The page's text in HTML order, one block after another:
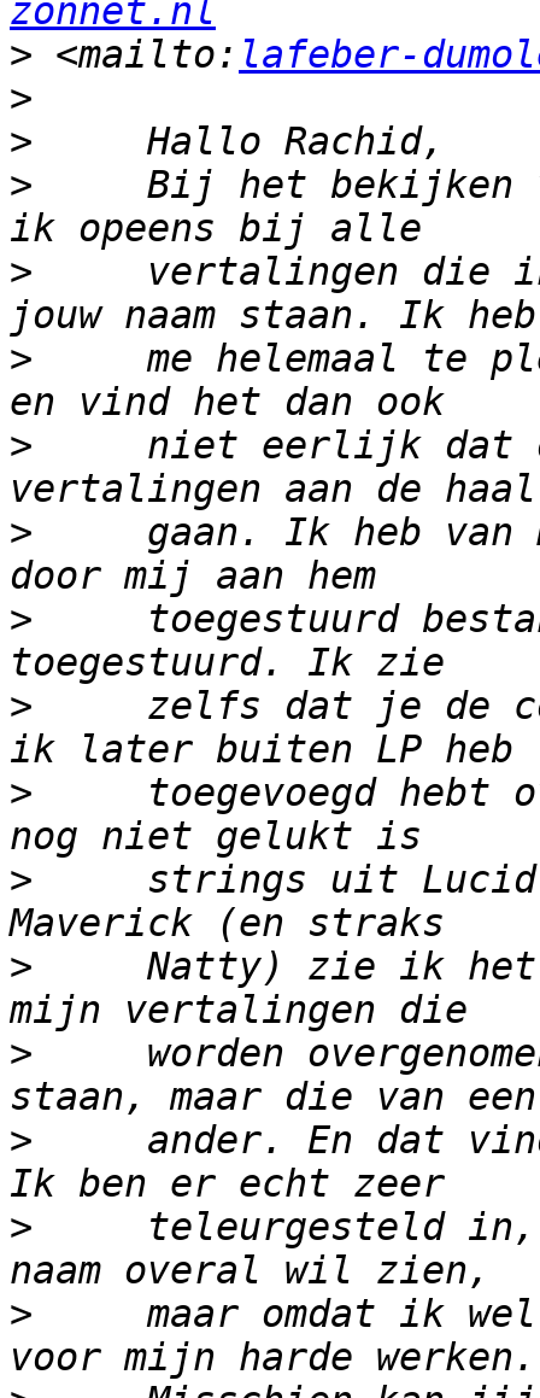
zonnet.nl
> <mailto: lafeber-
>
>
>
Bij het bekijken
>
vertalingen die
>
me helemaal te
>
niet eerlijk dat
>
gaan. Ik heb van
>
toegestuurd
>
zelfs dat je de
>
toegevoegd hebt
>
strings uit
>
Natty) zie ik
>
worden
>
ander. En dat
>
teleurgesteld
>
maar omdat ik